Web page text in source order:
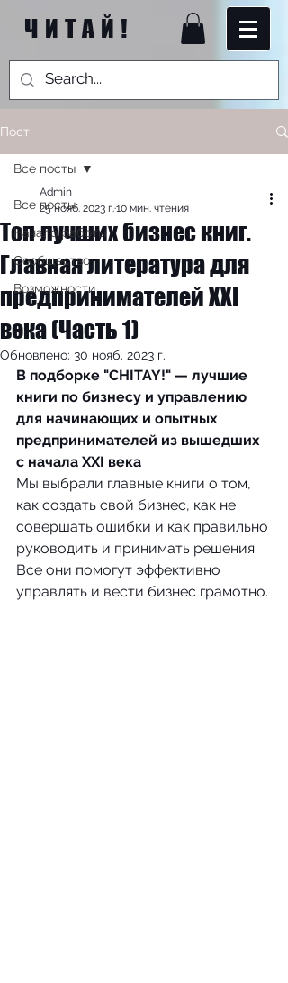
ЧИТАЙ!
Пост
Все посты
Начало работы
Сообщество
Возможности
Все посты
Топ лучших бизнес книг.
Главная литература для
предпринимателей XXI
века (Часть 1)
Admin
25 нояб. 2023 г.10 мин. чтения
Обновлено: 30 нояб. 2023 г.
В подборке "CHITAY!" — лучшие
книги по бизнесу и управлению
для начинающих и опытных
предпринимателей из вышедших
с начала XXI века
Мы выбрали главные книги о том,
как создать свой бизнес, как не
совершать ошибки и как правильно
руководить и принимать решения.
Все они помогут эффективно
управлять и вести бизнес грамотно.